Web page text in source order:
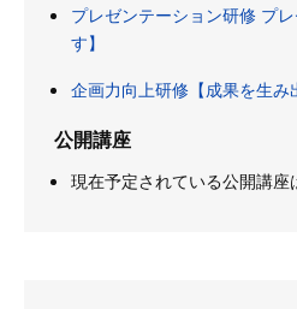
プレゼンテーション研修 プ
す】
企画力向上研修【成果を生み
公開講座
現在予定されている公開講座